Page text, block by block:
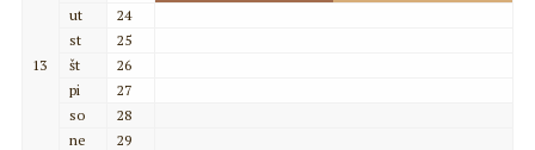
13
ut
24
st
25
št
26
pi
27
so
28
ne
29